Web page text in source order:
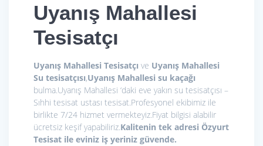
Uyanış Mahallesi
Tesisatçı
Uyanış Mahallesi Tesisatçı ve Uyanış Mahallesi
Su tesisatçısı,Uyanış Mahallesi su kaçağı
bulma.Uyanış Mahallesi ‘daki eve yakın su tesisatçısı –
Sıhhi tesisat ustası tesisat.Profesyonel ekibimiz ile
birlikte 7/24 hizmet vermekteyiz.Fiyat bilgisi alabilir
ücretsiz keşif yapabiliriz.Kalitenin tek adresi Özyurt
Tesisat ile eviniz iş yeriniz güvende.